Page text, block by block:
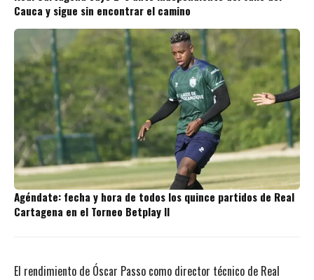
Cauca y sigue sin encontrar el camino
Agéndate: fecha y hora de todos los quince partidos de Real
Cartagena en el Torneo Betplay II
El rendimiento de Óscar Passo como director técnico de Real